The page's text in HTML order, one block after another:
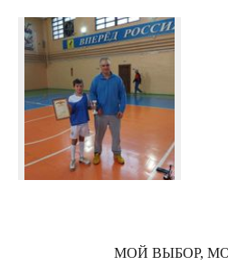
МОЙ ВЫБОР,